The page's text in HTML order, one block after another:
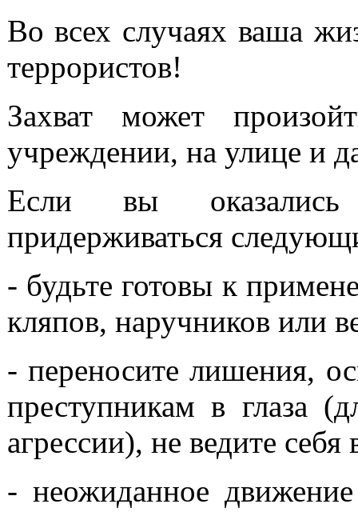
Во всех случаях ваша
террористов!
Захват может
учреждении, на улице и
Если вы оказались
придерживаться
- будьте готовы к
кляпов, наручников или
- переносите лишения,
преступникам в глаза
агрессии), не ведите
- неожиданное